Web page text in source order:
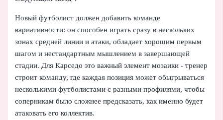
Новый футболист должен добавить команде
вариативности: он способен играть сразу в нескольких
зонах средней линии и атаки, обладает хорошим первым
шагом и нестандартным мышлением в завершающей
стадии. Для Карседо это важный элемент мозаики - тренер
строит команду, где каждая позиция может обыгрываться
несколькими футболистами с разными профилями, чтобы
соперникам было сложнее предсказать, как именно будет
атаковать его коллектив.